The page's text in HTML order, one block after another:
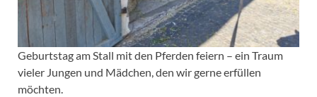
Geburtstag am Stall mit den Pferden feiern – ein Traum
vieler Jungen und Mädchen, den wir gerne erfüllen
möchten.